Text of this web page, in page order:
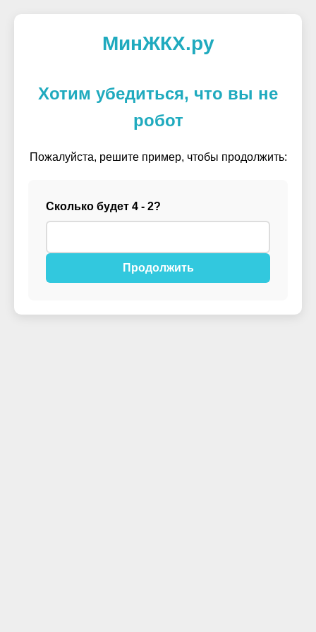
МинЖКХ.ру
Хотим убедиться, что вы не
робот
Пожалуйста, решите пример, чтобы продолжить:
Сколько будет 4 - 2?
Продолжить